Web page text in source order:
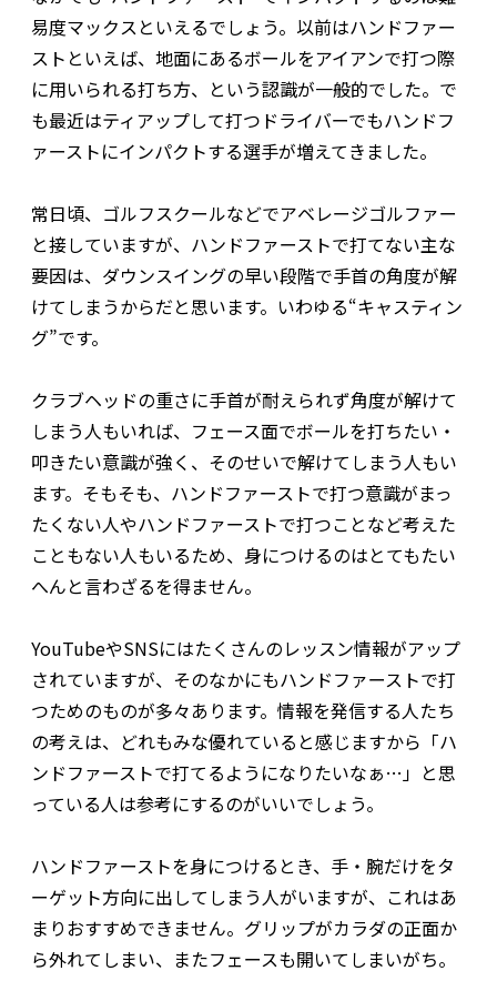
易度マックスといえるでしょう。以前はハンドファー
ストといえば、地面にあるボールをアイアンで打つ際
に用いられる打ち方、という認識が一般的でした。で
も最近はティアップして打つドライバーでもハンドフ
ァーストにインパクトする選手が増えてきました。
常日頃、ゴルフスクールなどでアベレージゴルファー
と接していますが、ハンドファーストで打てない主な
要因は、ダウンスイングの早い段階で手首の角度が解
けてしまうからだと思います。いわゆる“キャスティン
グ”です。
クラブヘッドの重さに手首が耐えられず角度が解けて
しまう人もいれば、フェース面でボールを打ちたい・
叩きたい意識が強く、そのせいで解けてしまう人もい
ます。そもそも、ハンドファーストで打つ意識がまっ
たくない人やハンドファーストで打つことなど考えた
こともない人もいるため、身につけるのはとてもたい
へんと言わざるを得ません。
YouTubeやSNSにはたくさんのレッスン情報がアップ
されていますが、そのなかにもハンドファーストで打
つためのものが多々あります。情報を発信する人たち
の考えは、どれもみな優れていると感じますから「ハ
ンドファーストで打てるようになりたいなぁ…」と思
っている人は参考にするのがいいでしょう。
ハンドファーストを身につけるとき、手・腕だけをタ
ーゲット方向に出してしまう人がいますが、これはあ
まりおすすめできません。グリップがカラダの正面か
ら外れてしまい、またフェースも開いてしまいがち。